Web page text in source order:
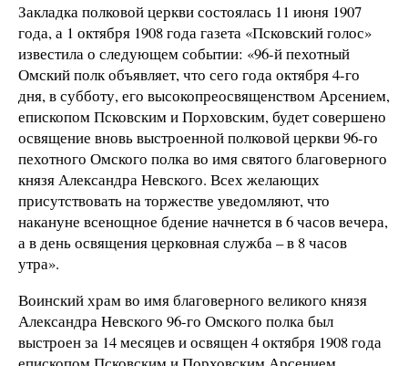
Закладка полковой церкви состоялась 11 июня 1907
года, а 1 октября 1908 года газета «Псковский голос»
известила о следующем событии: «96-й пехотный
Омский полк объявляет, что сего года октября 4-го
дня, в субботу, его высокопреосвященством Арсением,
епископом Псковским и Порховским, будет совершено
освящение вновь выстроенной полковой церкви 96-го
пехотного Омского полка во имя святого благоверного
князя Александра Невского. Всех желающих
присутствовать на торжестве уведомляют, что
накануне всенощное бдение начнется в 6 часов вечера,
а в день освящения церковная служба – в 8 часов
утра».
Воинский храм во имя благоверного великого князя
Александра Hевского 96-го Омского полка был
выстроен за 14 месяцев и освящен 4 октября 1908 года